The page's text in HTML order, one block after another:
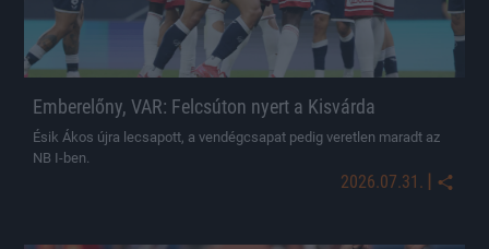
Emberelőny, VAR: Felcsúton nyert a Kisvárda
Ésik Ákos újra lecsapott, a vendégcsapat pedig veretlen maradt az
NB I-ben.
2026.07.31. |